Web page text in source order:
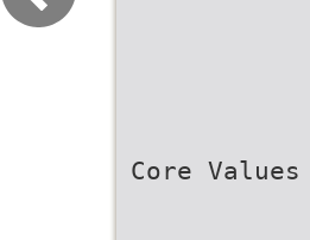
Core Values